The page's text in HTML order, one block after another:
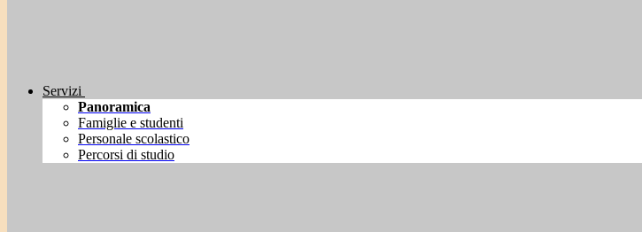
Servizi
Panoramica
Famiglie e studenti
Personale scolastico
Percorsi di studio